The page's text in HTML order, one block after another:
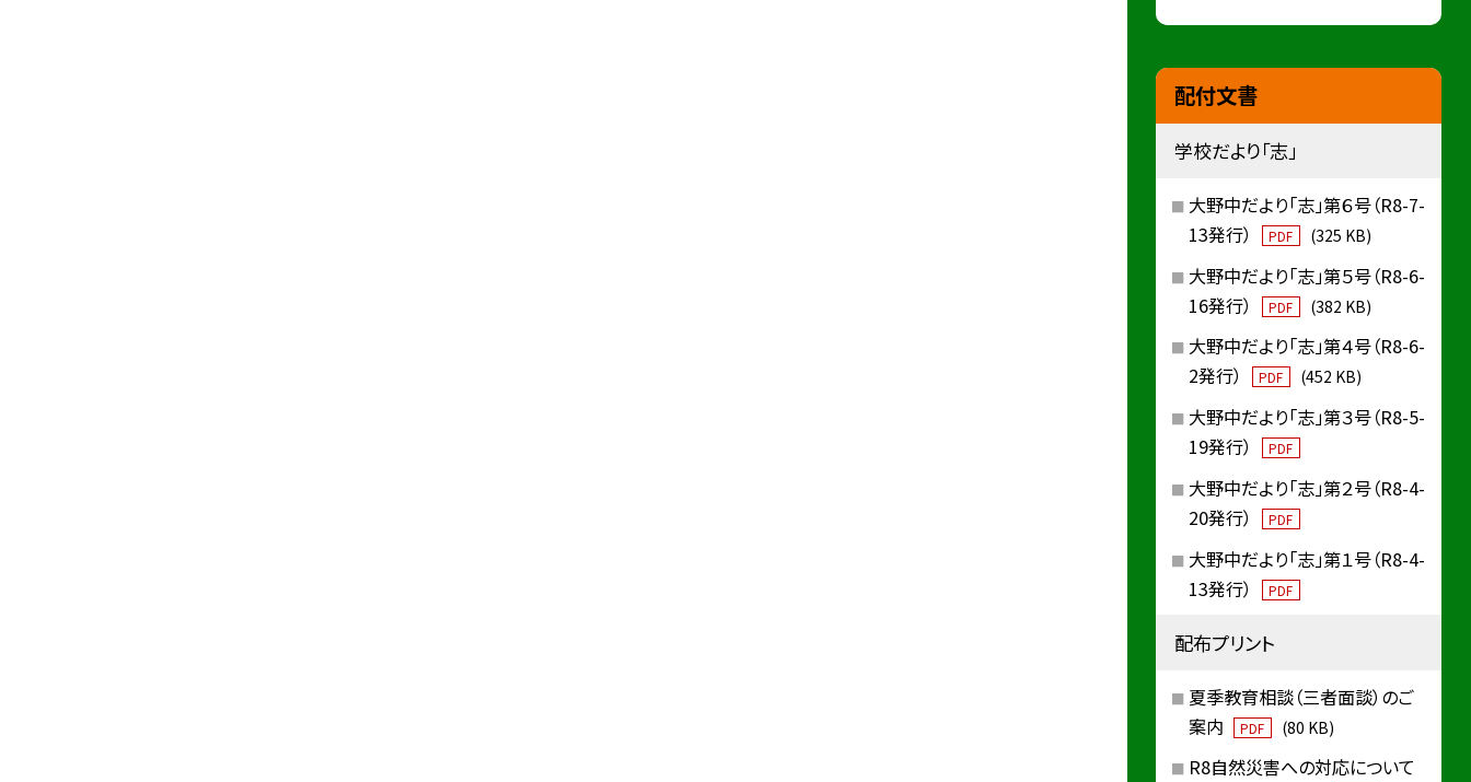
配付文書
学校だより「志」
大野中だより「志」第６号（R8-7-
13発行）
PDF (325 KB)
大野中だより「志」第５号（R8-6-
16発行）
PDF (382 KB)
大野中だより「志」第４号（R8-6-
2発行）
PDF (452 KB)
大野中だより「志」第３号（R8-5-
19発行）
PDF
大野中だより「志」第２号（R8-4-
20発行）
PDF
大野中だより「志」第１号（R8-4-
13発行）
PDF
配布プリント
夏季教育相談（三者面談）のご
案内
PDF (80 KB)
R8自然災害への対応について